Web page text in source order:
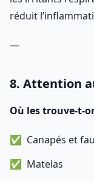
réduit
—
8. Attention
Où les trouve-t-
Canapés et
Matelas